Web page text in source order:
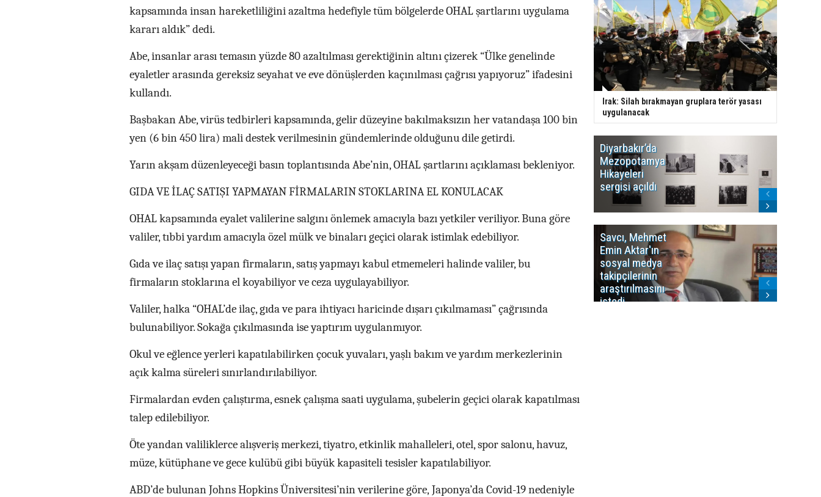
kapsamında insan hareketliliğini azaltma hedefiyle tüm bölgelerde OHAL şartlarını uygulama
kararı aldık” dedi.
Abe, insanlar arası temasın yüzde 80 azaltılması gerektiğinin altını çizerek “Ülke genelinde
eyaletler arasında gereksiz seyahat ve eve dönüşlerden kaçınılması çağrısı yapıyoruz” ifadesini
kullandı.
Başbakan Abe, virüs tedbirleri kapsamında, gelir düzeyine bakılmaksızın her vatandaşa 100 bin
yen (6 bin 450 lira) mali destek verilmesinin gündemlerinde olduğunu dile getirdi.
Yarın akşam düzenleyeceği basın toplantısında Abe’nin, OHAL şartlarını açıklaması bekleniyor.
GIDA VE İLAÇ SATIŞI YAPMAYAN FİRMALARIN STOKLARINA EL KONULACAK
OHAL kapsamında eyalet valilerine salgını önlemek amacıyla bazı yetkiler veriliyor. Buna göre
valiler, tıbbi yardım amacıyla özel mülk ve binaları geçici olarak istimlak edebiliyor.
Gıda ve ilaç satışı yapan firmaların, satış yapmayı kabul etmemeleri halinde valiler, bu
firmaların stoklarına el koyabiliyor ve ceza uygulayabiliyor.
Valiler, halka “OHAL’de ilaç, gıda ve para ihtiyacı haricinde dışarı çıkılmaması” çağrısında
bulunabiliyor. Sokağa çıkılmasında ise yaptırım uygulanmıyor.
Okul ve eğlence yerleri kapatılabilirken çocuk yuvaları, yaşlı bakım ve yardım merkezlerinin
açık kalma süreleri sınırlandırılabiliyor.
Firmalardan evden çalıştırma, esnek çalışma saati uygulama, şubelerin geçici olarak kapatılması
talep edilebiliyor.
Öte yandan valiliklerce alışveriş merkezi, tiyatro, etkinlik mahalleleri, otel, spor salonu, havuz,
müze, kütüphane ve gece kulübü gibi büyük kapasiteli tesisler kapatılabiliyor.
ABD’de bulunan Johns Hopkins Üniversitesi’nin verilerine göre, Japonya’da Covid-19 nedeniyle
Irak: Silah bırakmayan gruplara terör yasası
uygulanacak
Diyarbakır’da
Mezopotamya
Hikayeleri
sergisi açıldı
Savcı, Mehmet
Emin Aktar'ın
sosyal medya
takipçilerinin
araştırılmasını
istedi